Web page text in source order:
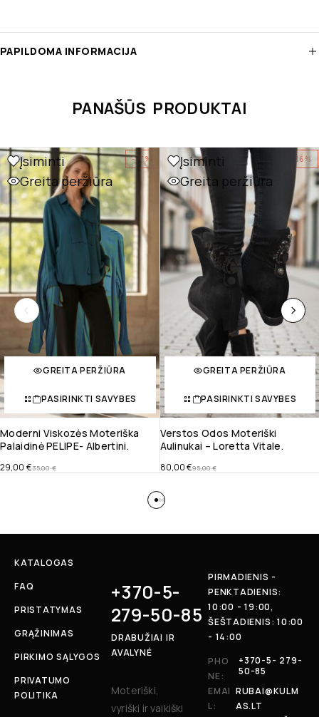
PAPILDOMA INFORMACIJA
PANAŠŪS PRODUKTAI
-17%
Įsiminti
Greita peržiūra
GREITA PERŽIŪRA
PASIRINKTI SAVYBES
Moderni Viskozės Moteriška
Palaidinė PELIPE- Albertini.
35,00€
29,00 €
-16%
Įsiminti
Greita peržiūra
GREITA PERŽIŪRA
PASIRINKTI SAVYBES
Verstos Odos Moteriški
Aulinukai – Loretta Vitale.
95,00€
80,00€
KATALOGAS
FAQ
PRISTATYMAS
GRĄŽINIMAS
PIRKIMO SĄLYGOS
PRIVATUMO
POLITIKA
+370-5-
279-50-85
DRABUŽIAI IR
AVALYNĖ
Moteriški,
vyriški ir vaikiški
PIRMADIENIS -
PENKTADIENIS:
10:00 - 19:00,
ŠEŠTADIENIS: 10:00
- 14:00
PHO
NE:
+370-5- 279-
50-85
EMAI
L:
RUBAI@KULM
AS.LT